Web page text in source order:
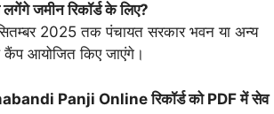
जमीन रिकॉर्ड के लिए?
2025 तक पंचायत सरकार भवन या अन्य
कैंप आयोजित किए जाएंगे।
Panji Online रिकॉर्ड को PDF में सेव